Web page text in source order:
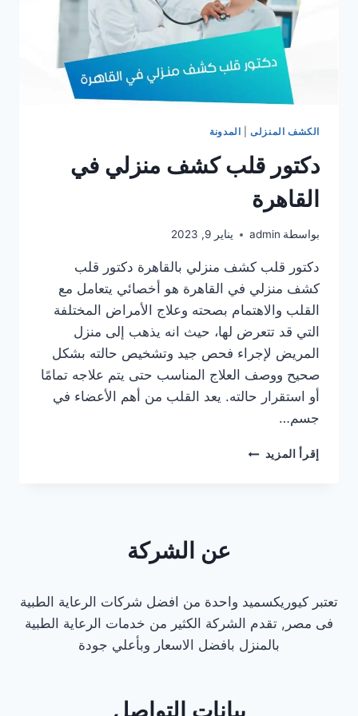
الكشف المنزلى| المدونة
دكتور قلب كشف منزلي في
القاهرة
بواسطة admin يناير 9, 2023
دكتور قلب كشف منزلي بالقاهرة دكتور قلب
كشف منزلي في القاهرة هو أخصائي يتعامل مع
القلب والاهتمام بصحته وعلاج الأمراض المختلفة
التي قد تتعرض لها، حيث انه يذهب إلى منزل
المريض لإجراء فحص جيد وتشخيص حالته بشكل
صحيح ووصف العلاج المناسب حتى يتم علاجه تمامًا
أو استقرار حالته. يعد القلب من أهم الأعضاء في
جسم…
إقرأ المزيد دكتور
عن الشركة
تعتبر كيوريكسميد واحدة من افضل شركات الرعاية الطبية
فى مصر, تقدم الشركة الكثير من خدمات الرعاية الطبية
بالمنزل بافضل الاسعار وبأعلي جودة
بيانات التواصل